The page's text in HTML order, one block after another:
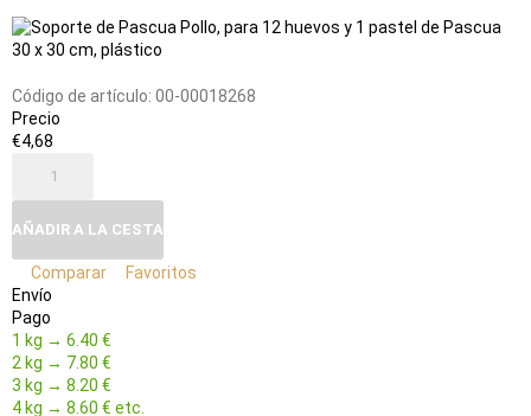
to
favorites
a
la
de
comparación
Código de artículo: 00-00018268
Precio
€4,68
AÑADIR A LA CESTA
Comparar
Favoritos
Envío
Pago
1 kg → 6.40 €
2 kg → 7.80 €
3 kg → 8.20 €
4 kg → 8.60 € etc.